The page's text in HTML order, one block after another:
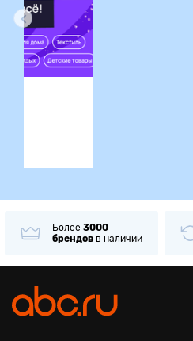
Более 3000
брендов в наличии